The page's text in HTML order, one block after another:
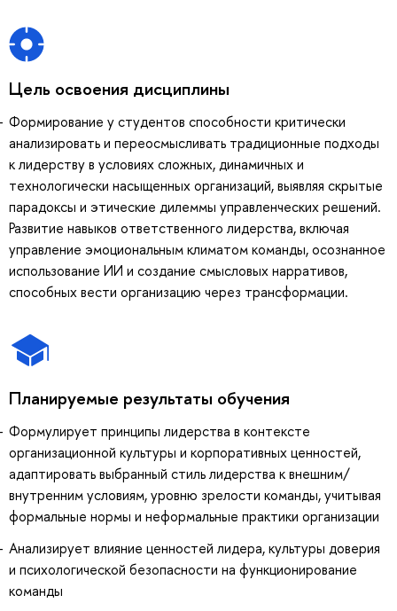
Цель освоения дисциплины
Формирование у студентов способности критически
анализировать и переосмысливать традиционные подходы
к лидерству в условиях сложных, динамичных и
технологически насыщенных организаций, выявляя скрытые
парадоксы и этические дилеммы управленческих решений.
Развитие навыков ответственного лидерства, включая
управление эмоциональным климатом команды, осознанное
использование ИИ и создание смысловых нарративов,
способных вести организацию через трансформации.
Планируемые результаты обучения
Формулирует принципы лидерства в контексте
организационной культуры и корпоративных ценностей,
адаптировать выбранный стиль лидерства к внешним/
внутренним условиям, уровню зрелости команды, учитывая
формальные нормы и неформальные практики организации
Анализирует влияние ценностей лидера, культуры доверия
и психологической безопасности на функционирование
команды